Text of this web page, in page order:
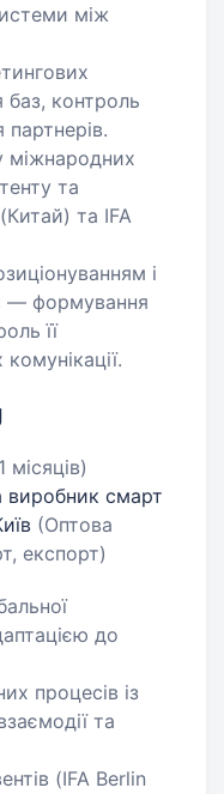
між
баз, контроль
міжнародних
та
та IFA
і
— формування
її
місяців)
виробник смарт
(Оптова
експорт)
до
процесів із
та
(IFA Berlin